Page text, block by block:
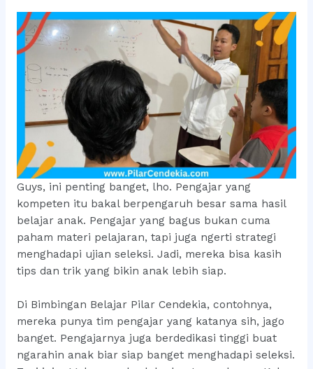
Guys, ini penting banget, lho. Pengajar yang
kompeten itu bakal berpengaruh besar sama hasil
belajar anak. Pengajar yang bagus bukan cuma
paham materi pelajaran, tapi juga ngerti strategi
menghadapi ujian seleksi. Jadi, mereka bisa kasih
tips dan trik yang bikin anak lebih siap.
Di Bimbingan Belajar Pilar Cendekia, contohnya,
mereka punya tim pengajar yang katanya sih, jago
banget. Pengajarnya juga berdedikasi tinggi buat
ngarahin anak biar siap banget menghadapi seleksi.